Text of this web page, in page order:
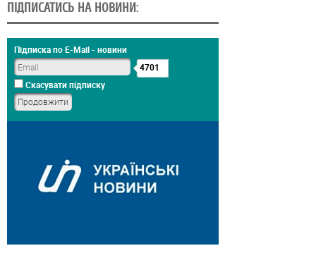
ПІДПИСАТИСЬ НА НОВИНИ:
Підписка по E-Mail - новини
4701
Скасувати підписку